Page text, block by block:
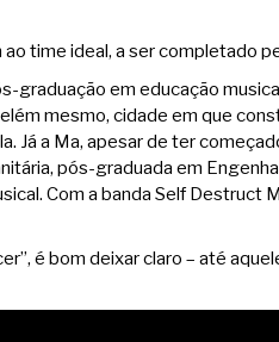
time ideal, a ser completado
graduação em educação
mesmo, cidade em que
Já a Ma, apesar de ter
pós-graduada em
Com a banda Self
é bom deixar claro – até